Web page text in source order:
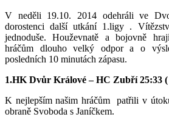
V neděli 19.10. 2014 odehráli ve
dorostenci další utkání 1.ligy .
jednoduše. Houževnatě a bojovně
hráčům dlouho velký odpor a o
posledních 10 minutách zápasu.
1.HK Dvůr Králové – HC Zubří 25:33 (
K nejlepším našim hráčům patřili v
obraně Svoboda s Janíčkem.